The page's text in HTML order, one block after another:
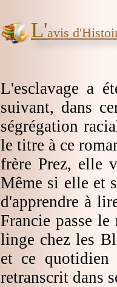
L'avis
L'esclavage a
suivant, dans
ségrégation
le titre à ce
frère Prez, elle
Même si elle et
d'apprendre à
Francie passe
linge chez les
et ce
retranscrit dans